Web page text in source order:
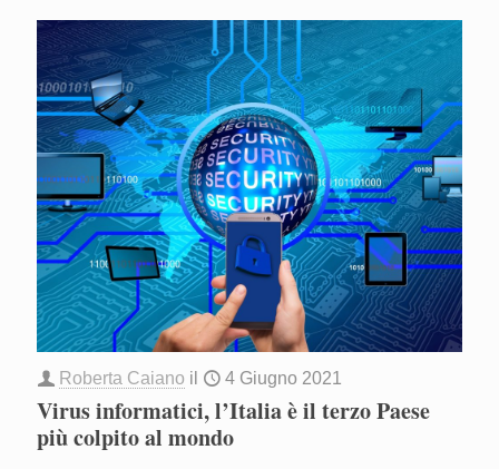
Roberta Caiano il 4 Giugno 2021
Virus informatici, l’Italia è il terzo Paese
più colpito al mondo